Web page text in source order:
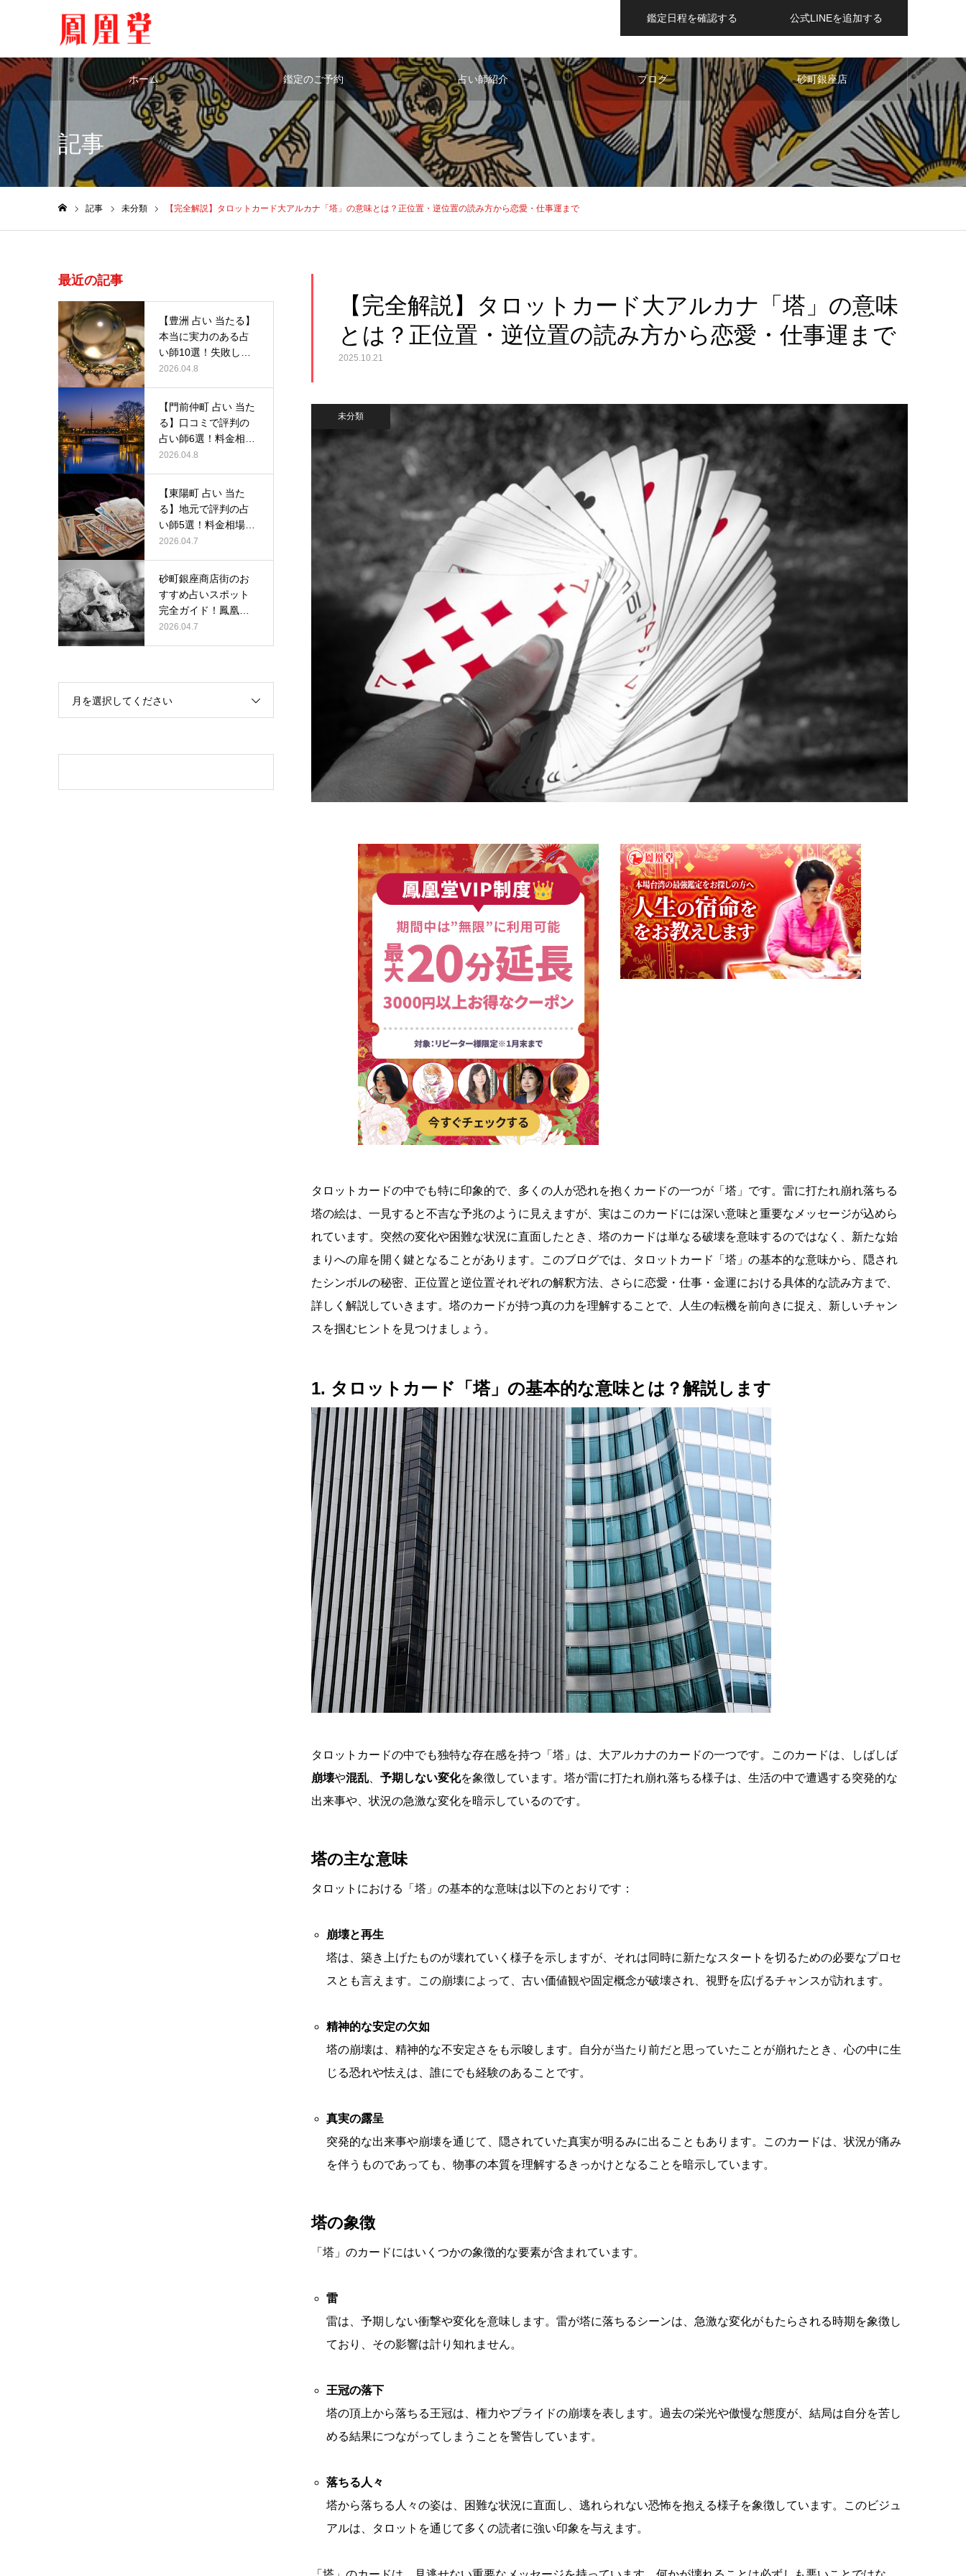
鑑定日程を確認する 公式LINEを追加する
ホーム 鑑定のご予約 占い師紹介 ブログ 砂町銀座店
記事
記事 未分類 【完全解説】タロットカード大アルカナ「塔」の意味とは？正位置・逆位置の読み方から恋愛・仕事運まで
【完全解説】タロットカード大アルカナ「塔」の意味
とは？正位置・逆位置の読み方から恋愛・仕事運まで
2025.10.21
未分類
タロットカードの中でも特に印象的で、多くの人が恐れを抱くカードの一つが「塔」です。雷に打たれ崩れ落ちる
塔の絵は、一見すると不吉な予兆のように見えますが、実はこのカードには深い意味と重要なメッセージが込めら
れています。突然の変化や困難な状況に直面したとき、塔のカードは単なる破壊を意味するのではなく、新たな始
まりへの扉を開く鍵となることがあります。このブログでは、タロットカード「塔」の基本的な意味から、隠され
たシンボルの秘密、正位置と逆位置それぞれの解釈方法、さらに恋愛・仕事・金運における具体的な読み方まで、
詳しく解説していきます。塔のカードが持つ真の力を理解することで、人生の転機を前向きに捉え、新しいチャン
スを掴むヒントを見つけましょう。
1. タロットカード「塔」の基本的な意味とは？解説します
タロットカードの中でも独特な存在感を持つ「塔」は、大アルカナのカードの一つです。このカードは、しばしば
崩壊や混乱 予期しない変化を象徴しています。塔が雷に打たれ崩れ落ちる様子は、生活の中で遭遇する突発的な
出来事や、状況の急激な変化を暗示しているのです。
塔の主な意味
タロットにおける「塔」の基本的な意味は以下のとおりです：
崩壊と再生
塔は、築き上げたものが壊れていく様子を示しますが、それは同時に新たなスタートを切るための必要なプロセ
スとも言えます。この崩壊によって、古い価値観や固定概念が破壊され、視野を広げるチャンスが訪れます。
精神的な安定の欠如
塔の崩壊は、精神的な不安定さをも示唆します。自分が当たり前だと思っていたことが崩れたとき、心の中に生
じる恐れや怯えは、誰にでも経験のあることです。
真実の露呈
突発的な出来事や崩壊を通じて、隠されていた真実が明るみに出ることもあります。このカードは、状況が痛み
を伴うものであっても、物事の本質を理解するきっかけとなることを暗示しています。
塔の象徴
「塔」のカードにはいくつかの象徴的な要素が含まれています。
雷
雷は、予期しない衝撃や変化を意味します。雷が塔に落ちるシーンは、急激な変化がもたらされる時期を象徴し
ており、その影響は計り知れません。
王冠の落下
塔の頂上から落ちる王冠は、権力やプライドの崩壊を表します。過去の栄光や傲慢な態度が、結局は自分を苦し
める結果につながってしまうことを警告しています。
落ちる人々
塔から落ちる人々の姿は、困難な状況に直面し、逃れられない恐怖を抱える様子を象徴しています。このビジュ
アルは、タロットを通じて多くの読者に強い印象を与えます。
最近の記事
【豊洲 占い 当たる】
本当に実力のある占
い師10選！失敗しな
い選び…
2026.04.8
【門前仲町 占い 当た
る】口コミで評判の
占い師6選！料金相場
から予…
2026.04.8
【東陽町 占い 当た
る】地元で評判の占
い師5選！料金相場か
ら人気占…
2026.04.7
砂町銀座商店街のお
すすめ占いスポット
完全ガイド！鳳凰堂
で体験できる…
2026.04.7
月を選択してください